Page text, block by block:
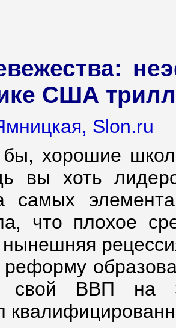
США
Slon.ru
хорошие
вы хоть
самых
что плохое
свой ВВП на